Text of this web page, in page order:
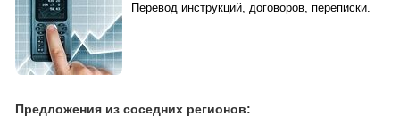
Перевод инструкций, договоров, переписки.
Предложения из соседних регионов: